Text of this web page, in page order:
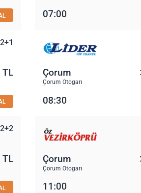
07:00
2+1
TL Çorum
Çorum Otogarı
08:30
2+2
TL Çorum
Çorum Otogarı
11:00